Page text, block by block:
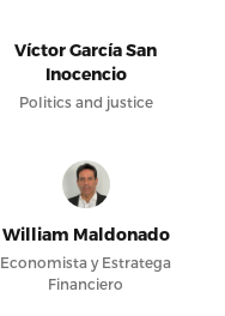
Víctor García San
Inocencio
Politics and justice
William Maldonado
Economista y Estratega
Financiero